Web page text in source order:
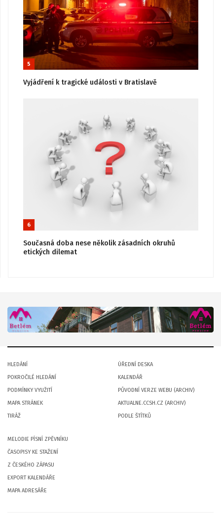
5
Vyjádření k tragické události v Bratislavě
6
Současná doba nese několik zásadních okruhů
etických dilemat
HLEDÁNÍ
POKROČILÉ HLEDÁNÍ
PODMÍNKY VYUŽITÍ
MAPA STRÁNEK
TIRÁŽ
ÚŘEDNÍ DESKA
KALENDÁŘ
PŮVODNÍ VERZE WEBU (ARCHIV)
AKTUALNE.CCSH.CZ (ARCHIV)
PODLE ŠTÍTKŮ
MELODIE PÍSNÍ ZPĚVNÍKU
ČASOPISY KE STAŽENÍ
Z ČESKÉHO ZÁPASU
EXPORT KALENDÁŘE
MAPA ADRESÁŘE